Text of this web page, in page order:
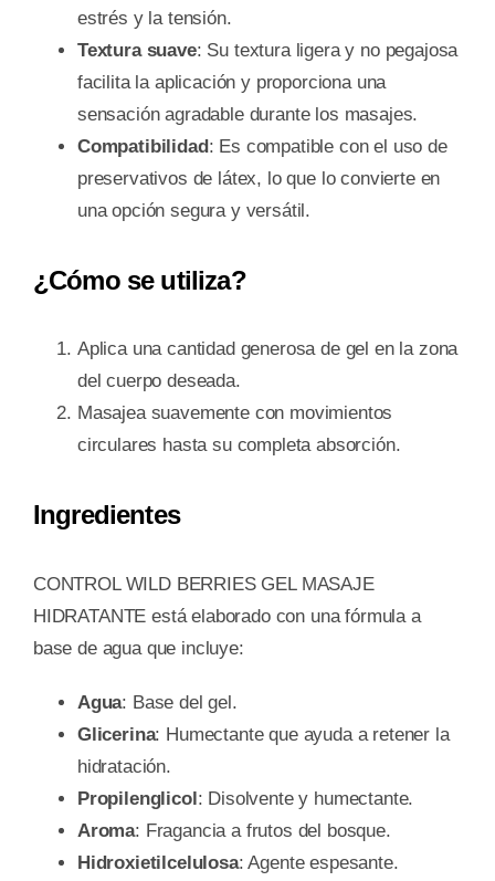
estrés y la tensión.
Textura suave: Su textura ligera y no pegajosa
facilita la aplicación y proporciona una
sensación agradable durante los masajes.
Compatibilidad: Es compatible con el uso de
preservativos de látex, lo que lo convierte en
una opción segura y versátil.
¿Cómo se utiliza?
Aplica una cantidad generosa de gel en la zona
del cuerpo deseada.
Masajea suavemente con movimientos
circulares hasta su completa absorción.
Ingredientes
CONTROL WILD BERRIES GEL MASAJE
HIDRATANTE está elaborado con una fórmula a
base de agua que incluye:
Agua: Base del gel.
Glicerina: Humectante que ayuda a retener la
hidratación.
Propilenglicol : Disolvente y humectante.
Aroma: Fragancia a frutos del bosque.
Hidroxietilcelulosa: Agente espesante.